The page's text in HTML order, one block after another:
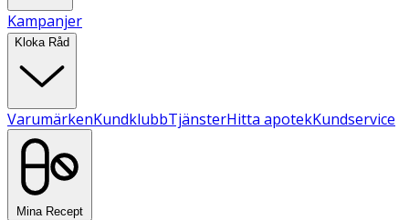
Kampanjer
Kloka Råd
VarumärkenKundklubbTjänsterHitta apotekKundservice
Mina Recept